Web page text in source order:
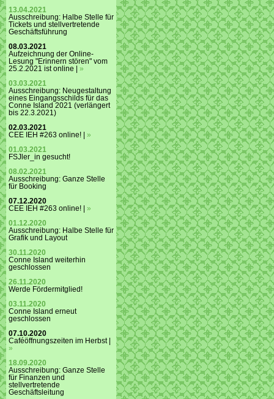
13.04.2021
Ausschreibung: Halbe Stelle für
Tickets und stellvertretende
Geschäftsführung
08.03.2021
Aufzeichnung der Online-
Lesung "Erinnern stören" vom
25.2.2021 ist online | »
03.03.2021
Ausschreibung: Neugestaltung
eines Eingangsschilds für das
Conne Island 2021 (verlängert
bis 22.3.2021)
02.03.2021
CEE IEH #263 online! | »
01.03.2021
FSJler_in gesucht!
08.02.2021
Ausschreibung: Ganze Stelle
für Booking
07.12.2020
CEE IEH #263 online! | »
01.12.2020
Ausschreibung: Halbe Stelle für
Grafik und Layout
30.11.2020
Conne Island weiterhin
geschlossen
26.11.2020
Werde Fördermitglied!
03.11.2020
Conne Island erneut
geschlossen
07.10.2020
Caféöffnungszeiten im Herbst |
»
18.09.2020
Ausschreibung: Ganze Stelle
für Finanzen und
stellvertretende
Geschäftsleitung